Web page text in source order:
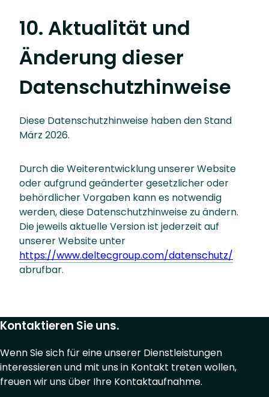
10. Aktualität und
Änderung dieser
Datenschutzhinweise
Diese Datenschutzhinweise haben den Stand
März 2026.
Durch die Weiterentwicklung unserer Website
oder aufgrund geänderter gesetzlicher oder
behördlicher Vorgaben kann es notwendig
werden, diese Datenschutzhinweise zu ändern.
Die jeweils aktuelle Version ist jederzeit auf
unserer Website unter
https://www.deltecgroup.com/datenschutz/
abrufbar.
Kontaktieren Sie uns.
Wenn Sie sich für eine unserer Dienstleistungen
interessieren und mit uns in Kontakt treten wollen,
freuen wir uns über Ihre Kontaktaufnahme.